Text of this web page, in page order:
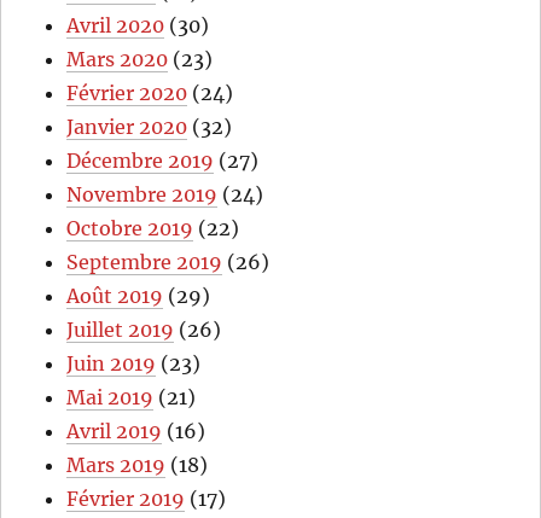
Avril 2020 (30)
Mars 2020 (23)
Février 2020 (24)
Janvier 2020 (32)
Décembre 2019 (27)
Novembre 2019 (24)
Octobre 2019 (22)
Septembre 2019 (26)
Août 2019 (29)
Juillet 2019 (26)
Juin 2019 (23)
Mai 2019 (21)
Avril 2019 (16)
Mars 2019 (18)
Février 2019 (17)